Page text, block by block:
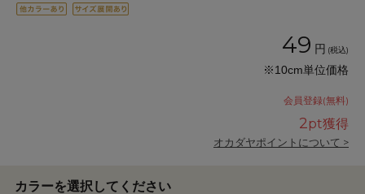
49 円 (税込)
※10cm単位価格
会員登録(無料)
2pt獲得
オカダヤポイントについて >
カラーを選択してください